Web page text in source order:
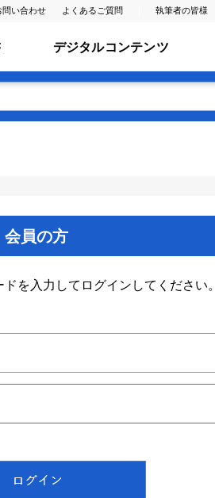
問い合わせ よくあるご質問 執筆者の皆様
デジタルコンテンツ
会員の方
を入力してログインしてください。